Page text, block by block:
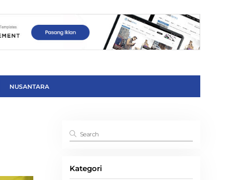
NUSANTARA
Kategori